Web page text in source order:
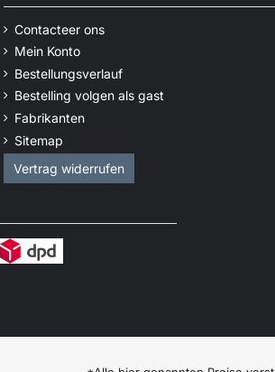
Contacteer ons
Mein Konto
Bestellungsverlauf
Bestelling volgen als gast
Fabrikanten
Sitemap
Vertrag widerrufen